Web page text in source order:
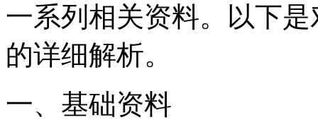
一系列相关资料。以下
的详细解析。
一、基础资料